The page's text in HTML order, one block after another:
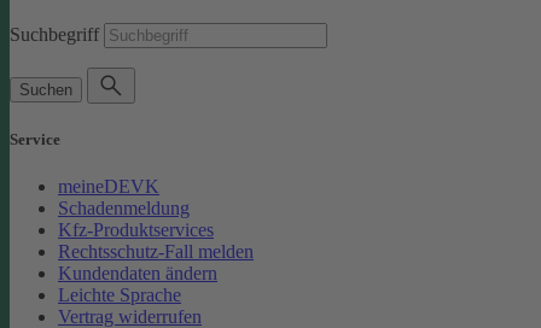
Suchbegriff
Suchen
Service
meineDEVK
Schadenmeldung
Kfz-Produktservices
Rechtsschutz-Fall melden
Kundendaten ändern
Leichte Sprache
Vertrag widerrufen